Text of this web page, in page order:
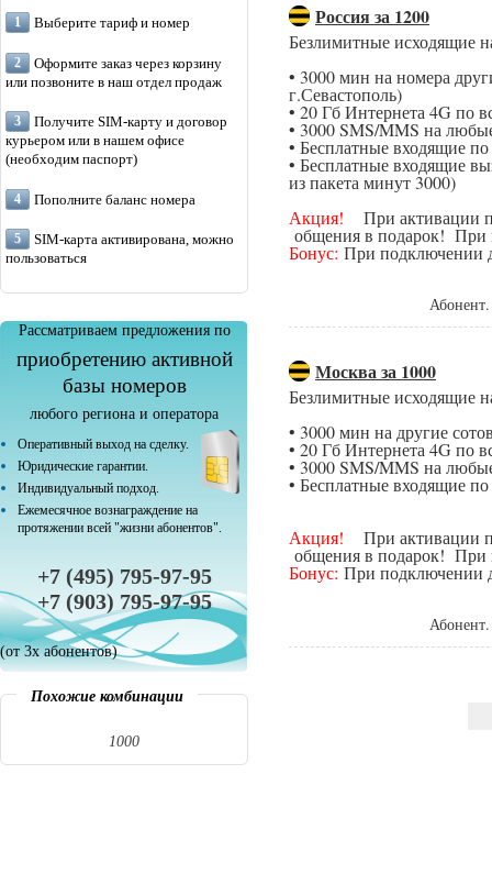
Выберите тариф и номер
Оформите заказ через корзину
или позвоните в наш отдел продаж
Получите SIM-карту и договор
курьером или в нашем офисе
(необходим паспорт)
Пополните баланс номера
SIM-карта активирована, можно
пользоваться
Рассматриваем предложения по
приобретению активной
базы номеров
любого региона и оператора
Оперативный выход на сделку.
Юридические гарантии.
Индивидуальный подход.
Ежемесячное вознаграждение на
протяжении всей "жизни абонентов".
+7 (495) 795-97-95
+7 (903) 795-97-95
(от 3х абонентов)
Похожие комбинации
1000
Россия за 1200
Безлимитные исходящие
• 3000 мин на номера
г.Севастополь)
• 20 Гб Интернета 4G по
• 3000 SMS/MMS на
• Бесплатные входящие
• Бесплатные входящие
из пакета минут 3000)
Акция! При активации
общения в подарок! При
Бонус: При подключении
Москва за 1000
Безлимитные исходящие
• 3000 мин на другие
• 20 Гб Интернета 4G по
• 3000 SMS/MMS на
• Бесплатные входящие
Акция! При активации
общения в подарок! При
Бонус: При подключении